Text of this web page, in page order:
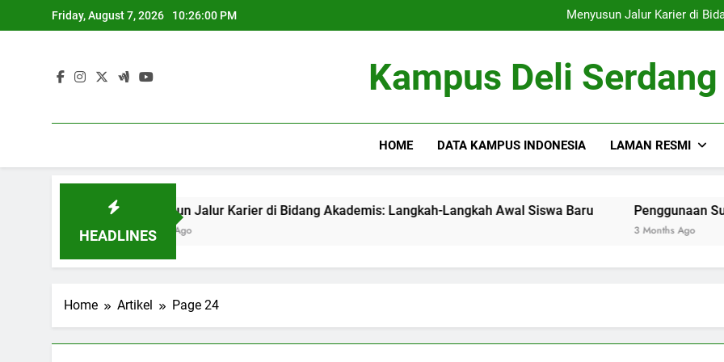
to
Friday, August 7, 2026 10:26:01 PM
Menyusun Jalur Karier di Bidang Akademis: Langkah-Langkah
Penggunaan Sumber
Menyusun Jalur Karier di Bidang Akademis: Langkah-Langkah Awal
Penggunaan Sumber
Kampus Deli Serdang
HOME DATA KAMPUS INDONESIA LAMAN RESMI
HEADLINES
Menyusun Jalur Karier di Bidang Akademis: Langkah-Langkah Awal Siswa Baru
3 Months Ago
Penggunaan Sumber Daya
Home Artikel Page 24